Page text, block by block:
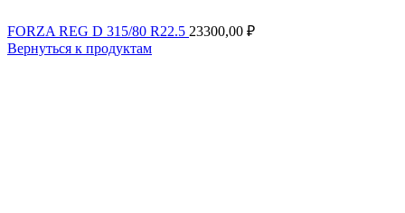
FORZA REG D 315/80 R22.5 23300,00 ₽
Вернуться к продуктам